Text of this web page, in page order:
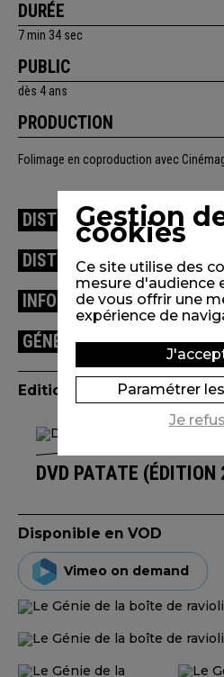
DURÉE
7 min 34 sec
PUBLIC
dès 4 ans
PRODUCTION
Folimage en coproduction avec
DISTRIBUTION
DISTINCTIONS / FESTIVALS
INFORMATIONS
GÉNÉRIQUE
Edition(s) disponible(s)
DVD PATATE (ÉDITION
Disponible en VOD
Vimeo on demand
Gestion
cookies
Ce site utilise des
mesure d'audience
de vous offrir une
expérience de
Paramétrer
Je